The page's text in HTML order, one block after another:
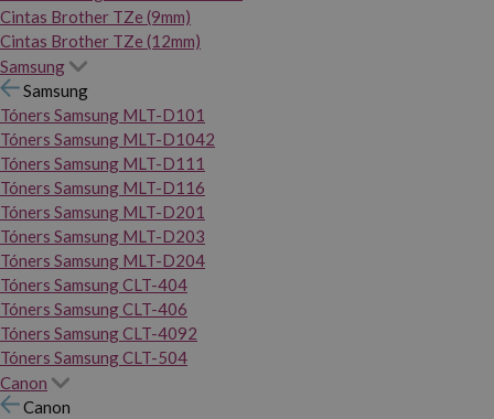
Cintas Brother TZe (9mm)
Cintas Brother TZe (12mm)
Samsung
Samsung
Tóners Samsung MLT-D101
Tóners Samsung MLT-D1042
Tóners Samsung MLT-D111
Tóners Samsung MLT-D116
Tóners Samsung MLT-D201
Tóners Samsung MLT-D203
Tóners Samsung MLT-D204
Tóners Samsung CLT-404
Tóners Samsung CLT-406
Tóners Samsung CLT-4092
Tóners Samsung CLT-504
Canon
Canon